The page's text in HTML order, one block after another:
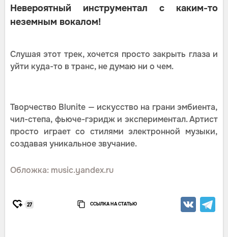
Невероятный инструментал с каким-то
неземным вокалом!
Слушая этот трек, хочется просто закрыть глаза и
уйти куда-то в транс, не думаю ни о чем.
Творчество Blunite — искусство на грани эмбиента,
чил-степа, фьюче-гэридж и экcпериментал. Артист
просто играет со стилями электронной музыки,
создавая уникальное звучание.
Обложка: music.yandex.ru
27 ССЫЛКА НА СТАТЬЮ